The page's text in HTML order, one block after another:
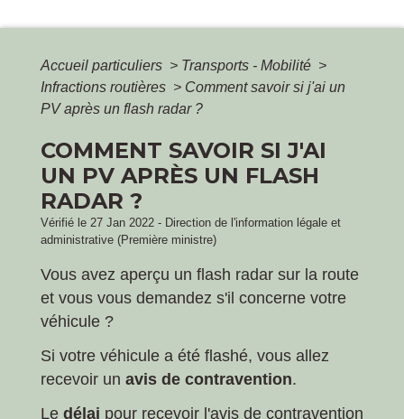
Accueil particuliers > Transports - Mobilité >
Infractions routières > Comment savoir si j'ai un
PV après un flash radar ?
COMMENT SAVOIR SI J'AI
UN PV APRÈS UN FLASH
RADAR ?
Vérifié le 27 Jan 2022 - Direction de l'information légale et
administrative (Première ministre)
Vous avez aperçu un flash radar sur la route
et vous vous demandez s'il concerne votre
véhicule ?
Si votre véhicule a été flashé, vous allez
recevoir un avis de contravention.
Le délai pour recevoir l'avis de contravention